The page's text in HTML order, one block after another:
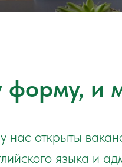
форму,
нас открыты
языка и